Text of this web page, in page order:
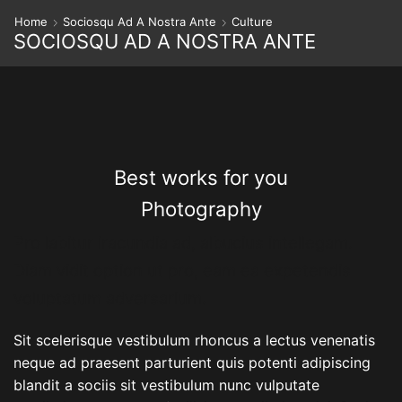
Home Sociosqu Ad A Nostra Ante Culture
SOCIOSQU AD A NOSTRA ANTE
Best works for you
Photography
Sit scelerisque vestibulum rhoncus a lectus venenatis
neque ad praesent parturient quis potenti adipiscing
blandit a sociis sit vestibulum nunc vulputate